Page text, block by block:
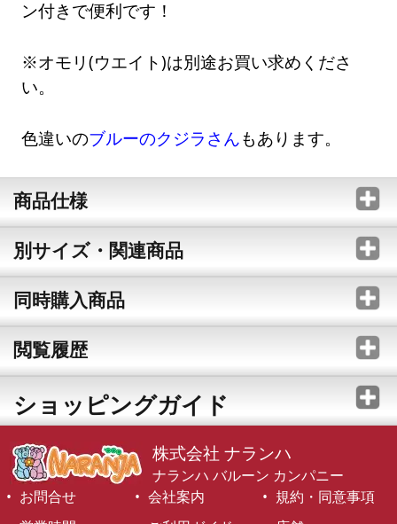
ン付きで便利です！
※オモリ(ウエイト)は別途お買い求めくださ
い。
色違いのブルーのクジラさんもあります。
商品仕様
別サイズ・関連商品
同時購入商品
閲覧履歴
ショッピングガイド
株式会社 ナランハ
ナランハ バルーン カンパニー
お問合せ
会社案内
規約・同意事項